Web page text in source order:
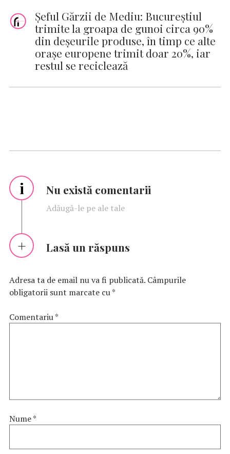
Şeful Gărzii de Mediu: Bucureştiul
trimite la groapa de gunoi circa 90%
din deşeurile produse, în timp ce alte
oraşe europene trimit doar 20%, iar
restul se reciclează
i Nu există comentarii
Adăugă-le pe ale tale
Lasă un răspuns
Adresa ta de email nu va fi publicată. Câmpurile
obligatorii sunt marcate cu*
Comentariu*
Nume*